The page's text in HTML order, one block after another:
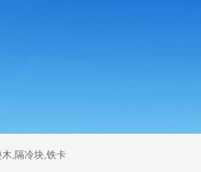
,隔冷块,铁卡